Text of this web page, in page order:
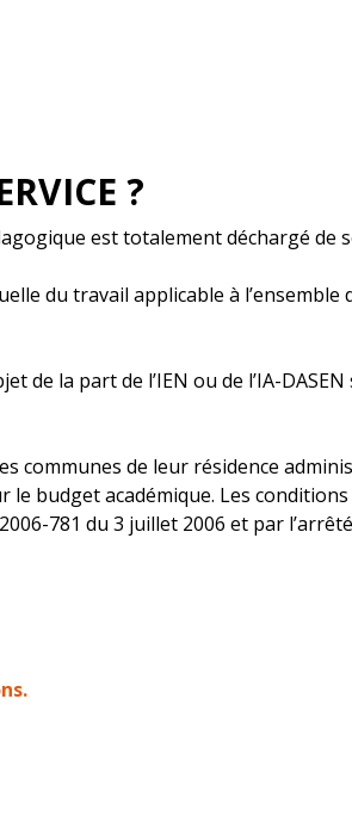
?
est totalement déchargé de
du travail applicable à
de la part de l’IEN ou de l’IA-
communes de leur résidence
budget académique. Les
781 du 3 juillet 2006 et par